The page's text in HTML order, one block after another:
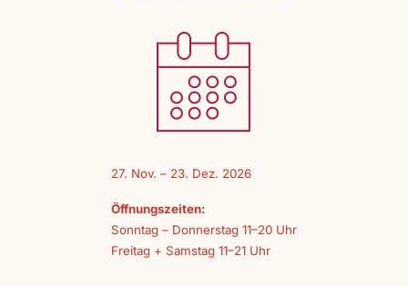
27. Nov. – 23. Dez. 2026
Öffnungszeiten:
Sonntag – Donnerstag 11–20 Uhr
Freitag + Samstag 11–21 Uhr